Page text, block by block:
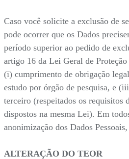
Caso você solicite a exclusão de
pode ocorrer que os Dados
período superior ao pedido de
artigo 16 da Lei Geral de Proteção
(i) cumprimento de obrigação
estudo por órgão de pesquisa, e
terceiro (respeitados os requisitos
dispostos na mesma Lei). Em
anonimização dos Dados
ALTERAÇÃO DO TEOR